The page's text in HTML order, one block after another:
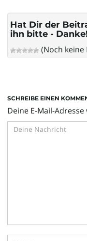
Hat Dir der
ihn bitte -
(Noch keine
SCHREIBE EINEN
Deine E-Mail-